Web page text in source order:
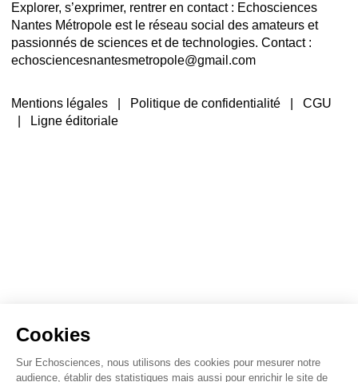
Cookies
Sur Echosciences, nous utilisons des cookies pour mesurer notre
audience, établir des statistiques mais aussi pour enrichir le site de
Explorer, s’exprimer, rentrer en contact : Echosciences
Nantes Métropole est le réseau social des amateurs et
passionnés de sciences et de technologies. Contact :
echosciencesnantesmetropole@gmail.com
Mentions légales Politique de confidentialité |CGU
Ligne éditoriale